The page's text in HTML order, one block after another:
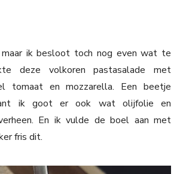
ik besloot toch nog even wat te
deze volkoren pastasalade met
tomaat en mozzarella. Een beetje
ik goot er ook wat olijfolie en
En ik vulde de boel aan met
fris dit.